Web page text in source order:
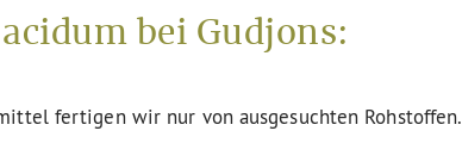
bei Gudjons:
fertigen wir nur von ausgesuchten Rohstoffen.